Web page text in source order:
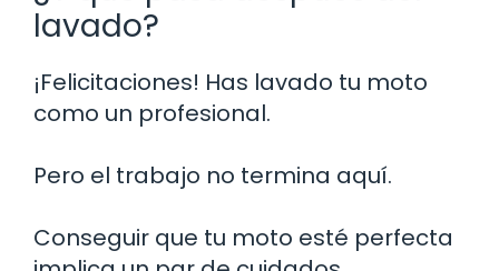
lavado?
¡Felicitaciones! Has lavado tu moto
como un profesional.
Pero el trabajo no termina aquí.
Conseguir que tu moto esté perfecta